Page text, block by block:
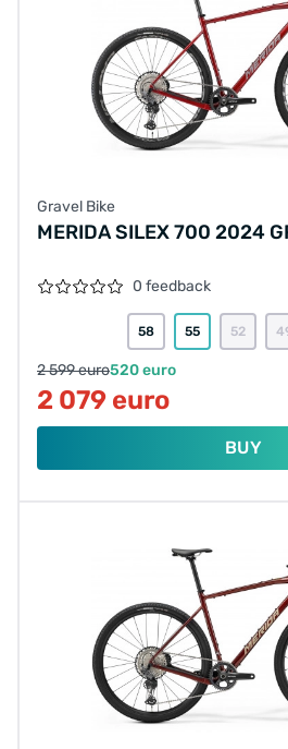
Gravel Bike
MERIDA SILEX 700 2024
0 feedback
58 55 52
2 599 euro520 euro
2 079 euro
BUY